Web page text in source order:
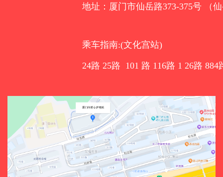
地址：厦门市仙岳路373-375号 （
乘车指南:(文化宫站)
24路 25路 101 路 116路 1 26路 884